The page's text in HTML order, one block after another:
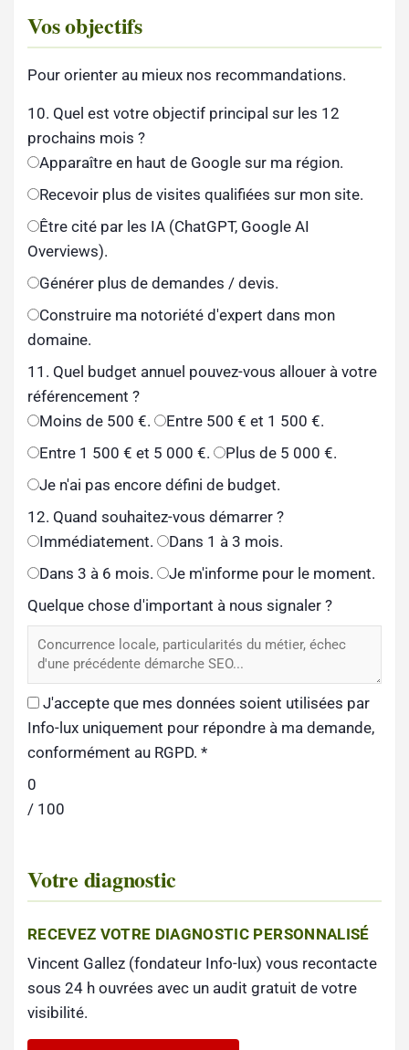
Vos objectifs
Pour orienter au mieux nos recommandations.
10. Quel est votre objectif principal sur les 12
prochains mois ?
Apparaître en haut de Google sur ma région.
Recevoir plus de visites qualifiées sur mon site.
Être cité par les IA (ChatGPT, Google AI
Overviews).
Générer plus de demandes / devis.
Construire ma notoriété d'expert dans mon
domaine.
11. Quel budget annuel pouvez-vous allouer à votre
référencement ?
Moins de 500 €.
Entre 500 € et 1 500 €.
Entre 1 500 € et 5 000 €.
Plus de 5 000 €.
Je n'ai pas encore défini de budget.
12. Quand souhaitez-vous démarrer ?
Immédiatement.
Dans 1 à 3 mois.
Dans 3 à 6 mois.
Je m'informe pour le moment.
Quelque chose d'important à nous signaler ?
J'accepte que mes données soient utilisées par
Info-lux uniquement pour répondre à ma demande,
conformément au RGPD. *
0
/ 100
Votre diagnostic
RECEVEZ VOTRE DIAGNOSTIC PERSONNALISÉ
Vincent Gallez (fondateur Info-lux) vous recontacte
sous 24 h ouvrées avec un audit gratuit de votre
visibilité.